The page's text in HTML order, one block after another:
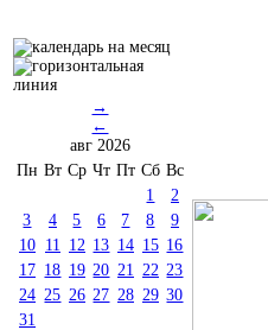
→
←
авг 2026
Пн Вт Ср Чт Пт Сб Вс
1
2
3
4 5 6 7 8
9
10 11 12 13 14 15 16
17 18 19 20 21 22 23
24 25 26 27 28 29 30
31